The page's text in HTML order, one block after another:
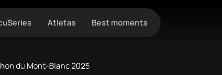
Atletas Best moments
du Mont-Blanc 2025